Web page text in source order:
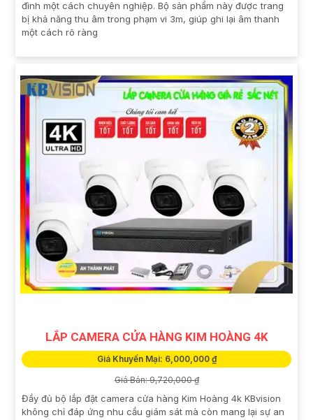
đình một cách chuyên nghiệp. Bộ sản phẩm này được trang
bị khả năng thu âm trong phạm vi 3m, giúp ghi lại âm thanh
một cách rõ ràng
LẮP CAMERA CỬA HÀNG KIM HOÀNG 4K
Giá Khuyến Mại: 6,000,000 ₫
Giá Bán: 9,720,000 ₫
Đầy đủ bộ lắp đặt camera cửa hàng Kim Hoàng 4k KBvision
không chỉ đáp ứng nhu cầu giám sát mà còn mang lại sự an